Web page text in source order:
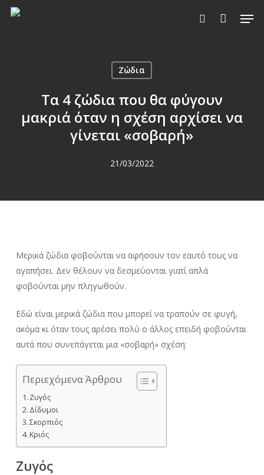
Skip
search
Ζώδια
Τα 4 ζώδια που θα φύγουν
μακριά όταν η σχέση αρχίσει να
γίνεται «σοβαρή»
21/03/2022
Μερικά ζώδια φοβούνται να αφήσουν τον εαυτό τους να
αγαπήσει. Δεν θέλουν να δεσμεύονται γιατί απλά
φοβούνται μην πληγωθούν.
Εδώ είναι μερικά ζώδια που μπορεί να τραπούν σε φυγή,
ακόμα κι όταν τους αρέσει πολύ ο άλλος επειδή φοβούνται
αυτά που συνεπάγεται μια «σοβαρή» σχέση:
Περιεχόμενα Άρθρου
Ζυγός
Δίδυμοι
Σκορπιός
Κριός
Ζυγός